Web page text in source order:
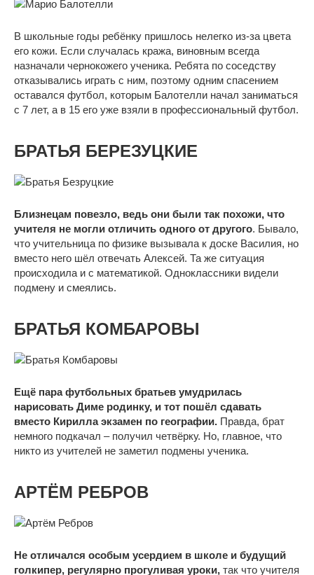
В школьные годы ребёнку пришлось нелегко из-за цвета
его кожи. Если случалась кража, виновным всегда
назначали чернокожего ученика. Ребята по соседству
отказывались играть с ним, поэтому одним спасением
оставался футбол, которым Балотелли начал заниматься
с 7 лет, а в 15 его уже взяли в профессиональный футбол.
БРАТЬЯ БЕРЕЗУЦКИЕ
Близнецам повезло, ведь они были так похожи, что
учителя не могли отличить одного от другого. Бывало,
что учительница по физике вызывала к доске Василия, но
вместо него шёл отвечать Алексей. Та же ситуация
происходила и с математикой. Одноклассники видели
подмену и смеялись.
БРАТЬЯ КОМБАРОВЫ
Ещё пара футбольных братьев умудрилась
нарисовать Диме родинку, и тот пошёл сдавать
вместо Кирилла экзамен по географии. Правда, брат
немного подкачал – получил четвёрку. Но, главное, что
никто из учителей не заметил подмены ученика.
АРТЁМ РЕБРОВ
Не отличался особым усердием в школе и будущий
голкипер, регулярно прогуливая уроки, так что учителя